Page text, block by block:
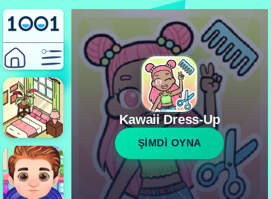
Kawaii Dress-Up
ŞİMDİ OYNA